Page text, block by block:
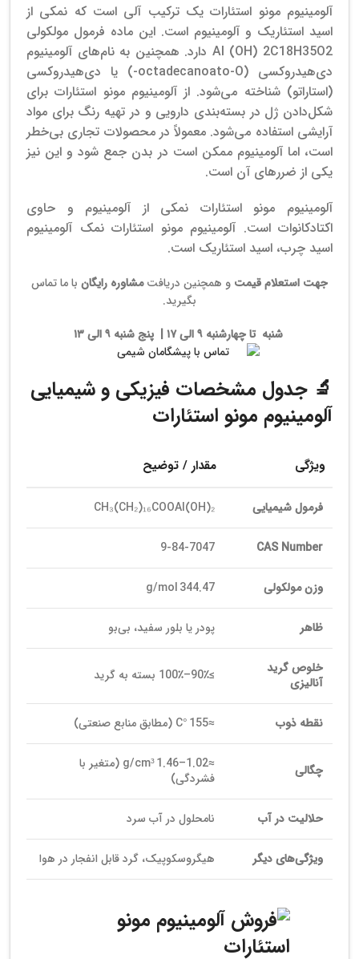
آلومینیوم مونو استئارات یک ترکیب آلی است که نمکی از
اسید استئاریک و آلومینیوم است. این ماده فرمول مولکولی
Al (OH) 2C18H35O2 دارد. همچنین به نام‌های آلومینیوم
دی‌هیدروکسی (octadecanoato-O-) یا دی‌هیدروکسی
(استاراتو) شناخته می‌شود. از آلومینیوم مونو استئارات برای
شکل‌دادن ژل در بسته‌بندی دارویی و در تهیه رنگ برای مواد
آرایشی استفاده می‌شود. معمولاً در محصولات تجاری بی‌خطر
است، اما آلومینیوم ممکن است در بدن جمع شود و این نیز
یکی از ضررهای آن است.
آلومینیوم‌ مونو استئارات نمکی از آلومینیوم و حاوی
اکتادکانوات است. آلومینیوم‌ مونو استئارات نمک آلومینیوم
اسید چرب، اسید استئاریک است.
جهت استعلامقیمت و همچنین دریافتمشاوره رایگان با ما تماس
بگیرید.
شنبه تا چهارشنبه ۹ الی ۱۷ | پنج شنبه ۹ الی ۱۳
🔬 جدول مشخصات فیزیکی و شیمیایی
آلومینیوم مونو استئارات
ویژگی مقدار / توضیح
فرمول شیمیایی CH₃(CH₂)₁₆COOAl(OH)₂
CAS Number
7047‑84‑9
وزن مولکولی 344.47 g/mol
ظاهر پودر یا بلور سفید، بی‌بو
خلوص گرید
آنالیزی
≥90٪–100٪ بسته به گرید
نقطه ذوب ≈155 °C (مطابق منابع صنعتی)
چگالی
≈1.02–1.46 g/cm³ (متغیر با
فشردگی)
حلالیت در آب نامحلول در آب سرد
ویژگی‌های دیگر هیگروسکوپیک، گرد قابل انفجار در هوا